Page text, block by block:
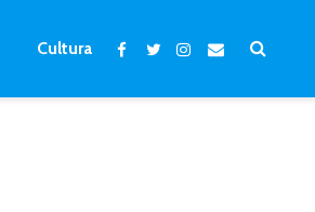
Cultura